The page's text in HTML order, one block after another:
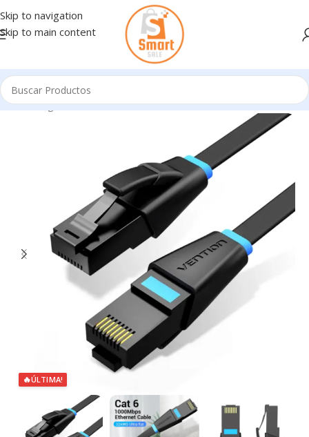
Skip to navigation
Skip to main content
Inicio/Ingresando
🔥ÚLTIMA!